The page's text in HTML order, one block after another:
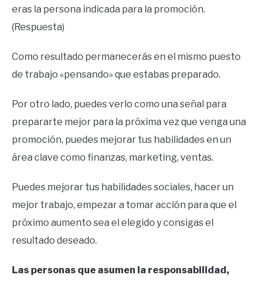
eras la persona indicada para la promoción.
(Respuesta)
Como resultado permanecerás en el mismo puesto
de trabajo «pensando» que estabas preparado.
Por otro lado, puedes verlo como una señal para
prepararte mejor para la próxima vez que venga una
promoción, puedes mejorar tus habilidades en un
área clave como finanzas, marketing, ventas.
Puedes mejorar tus habilidades sociales, hacer un
mejor trabajo, empezar a tomar acción para que el
próximo aumento sea el elegido y consigas el
resultado deseado.
Las personas que asumen la responsabilidad,